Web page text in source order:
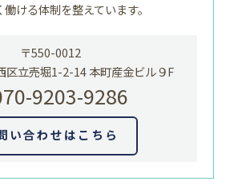
ける体制を整えています。
〒550-0012
区立売堀1-2-14 本町産金ビル９F
9203-9286
い合わせはこちら